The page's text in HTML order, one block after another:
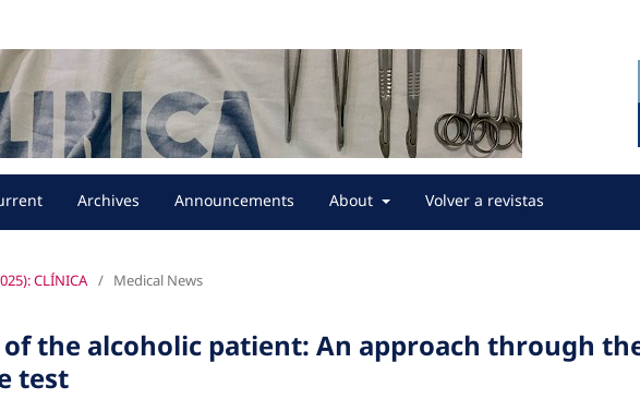
Archives Announcements About Volver a revistas
CLÍNICA / Medical News
the alcoholic patient: An approach through
test